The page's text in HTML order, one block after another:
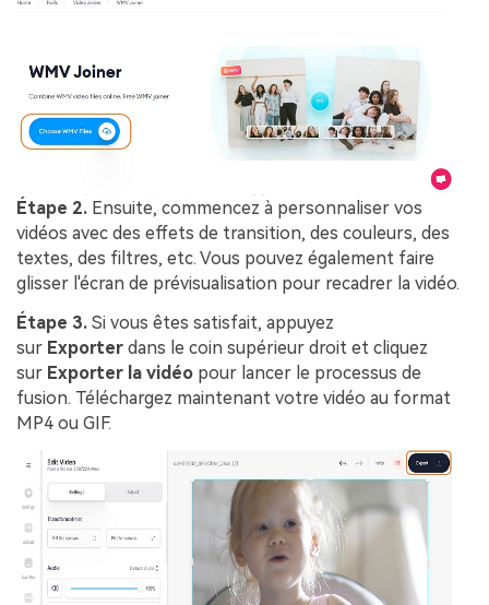
Étape 2. Ensuite, commencez à personnaliser vos
vidéos avec des effets de transition, des couleurs, des
textes, des filtres, etc. Vous pouvez également faire
glisser l'écran de prévisualisation pour recadrer la vidéo.
Étape 3. Si vous êtes satisfait, appuyez
sur Exporter dans le coin supérieur droit et cliquez
sur Exporter la vidéo pour lancer le processus de
fusion. Téléchargez maintenant votre vidéo au format
MP4 ou GIF.